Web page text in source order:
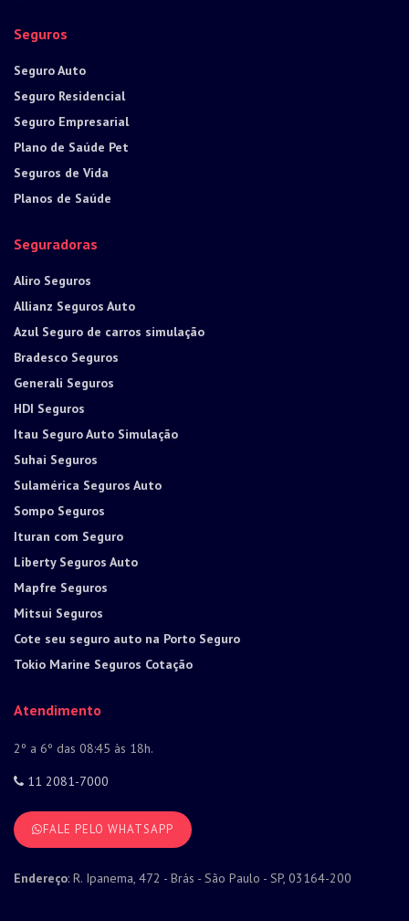
Seguros
Seguro Auto
Seguro Residencial
Seguro Empresarial
Plano de Saúde Pet
Seguros de Vida
Planos de Saúde
Seguradoras
Aliro Seguros
Allianz Seguros Auto
Azul Seguro de carros simulação
Bradesco Seguros
Generali Seguros
HDI Seguros
Itau Seguro Auto Simulação
Suhai Seguros
Sulamérica Seguros Auto
Sompo Seguros
Ituran com Seguro
Liberty Seguros Auto
Mapfre Seguros
Mitsui Seguros
Cote seu seguro auto na Porto Seguro
Tokio Marine Seguros Cotação
Atendimento
2º a 6º das 08:45 às 18h.
11 2081-7000
FALE PELO WHATSAPP
Endereço: R. Ipanema, 472 - Brás - São Paulo - SP, 03164-200